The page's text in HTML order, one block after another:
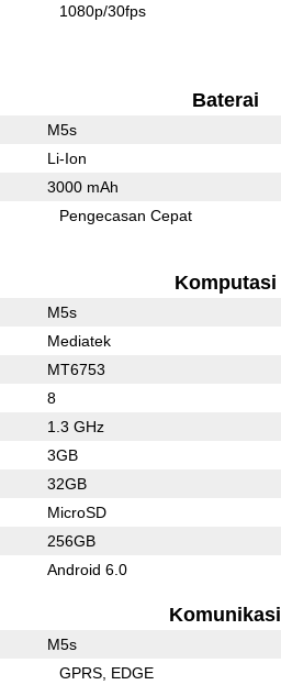
1080p/30fps
Baterai
M5s
Li-Ion
3000 mAh
Pengecasan Cepat
Komputasi
M5s
Mediatek
MT6753
8
1.3 GHz
3GB
32GB
MicroSD
256GB
Android 6.0
Komunikasi
M5s
GPRS EDGE